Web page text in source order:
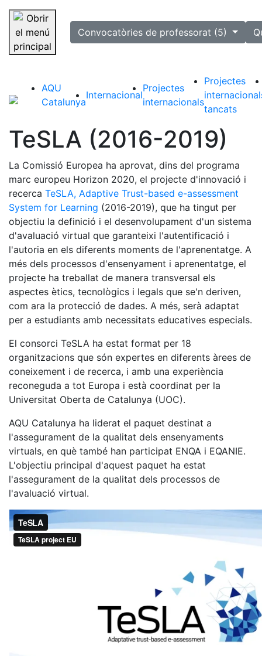
Saltar la navegació
selectedConvocatòries de professorat (5)
AQU
Catalunya
Internacional
Projectes
internacionals
Projectes
tancats
TeSLA (2016-2019)
La Comissió Europea ha aprovat, dins del programa
marc europeu Horizon 2020, el projecte d'innovació i
recerca TeSLA, Adaptive Trust-based e-assessment
System for Learning (2016-2019), que ha tingut per
objectiu la definició i el desenvolupament d'un sistema
d'avaluació virtual que garanteixi l'autentificació i
l'autoria en els diferents moments de l'aprenentatge. A
més dels processos d'ensenyament i aprenentatge, el
projecte ha treballat de manera transversal els
aspectes ètics, tecnològics i legals que se'n deriven,
com ara la protecció de dades. A més, serà adaptat
per a estudiants amb necessitats educatives especials.
El consorci TeSLA ha estat format per 18
organitzacions que són expertes en diferents àrees de
coneixement i de recerca, i amb una experiència
reconeguda a tot Europa i està coordinat per la
Universitat Oberta de Catalunya (UOC).
AQU Catalunya ha liderat el paquet destinat a
l'assegurament de la qualitat dels ensenyaments
virtuals, en què també han participat ENQA i EQANIE.
L'objectiu principal d'aquest paquet ha estat
l'assegurament de la qualitat dels processos de
l'avaluació virtual.